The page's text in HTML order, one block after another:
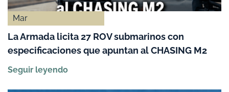
Mar
La Armada licita 27 ROV submarinos con
especificaciones que apuntan al CHASING M2
Seguir leyendo